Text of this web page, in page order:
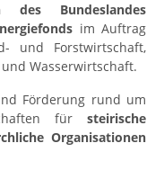
des Bundeslandes
im Auftrag
und Forstwirtschaft,
Wasserwirtschaft.
Förderung rund um
für steirische
Organisationen